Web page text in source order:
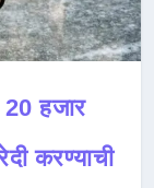
हजार
करण्याची